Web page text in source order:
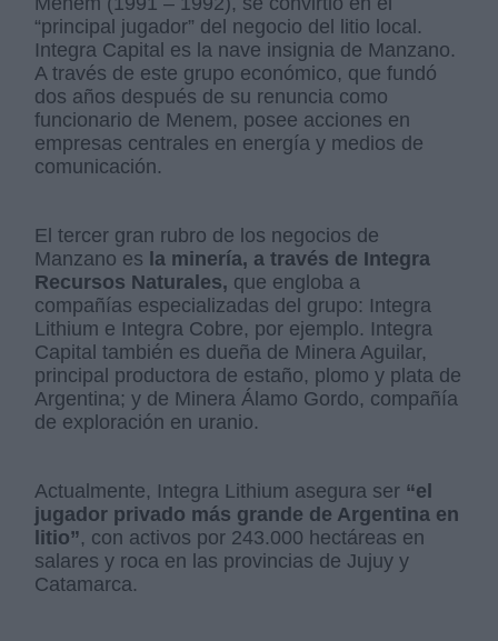
“principal jugador” del negocio del litio local.
Integra Capital es la nave insignia de Manzano.
A través de este grupo económico, que fundó
dos años después de su renuncia como
funcionario de Menem, posee acciones en
empresas centrales en energía y medios de
comunicación.
El tercer gran rubro de los negocios de
Manzano es la minería, a través de Integra
Recursos Naturales, que engloba a
compañías especializadas del grupo: Integra
Lithium e Integra Cobre, por ejemplo. Integra
Capital también es dueña de Minera Aguilar,
principal productora de estaño, plomo y plata de
Argentina; y de Minera Álamo Gordo, compañía
de exploración en uranio.
Actualmente, Integra Lithium asegura ser “el
jugador privado más grande de Argentina en
litio”, con activos por 243.000 hectáreas en
salares y roca en las provincias de Jujuy y
Catamarca.